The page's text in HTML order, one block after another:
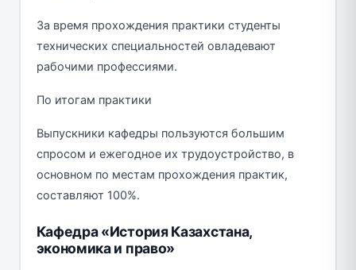
За время прохождения практики студенты
технических специальностей овладевают
рабочими профессиями.
По итогам практики
Выпускники кафедры пользуются большим
спросом и ежегодное их трудоустройство, в
основном по местам прохождения практик,
составляют 100%.
Кафедра «История Казахстана,
экономика и право»